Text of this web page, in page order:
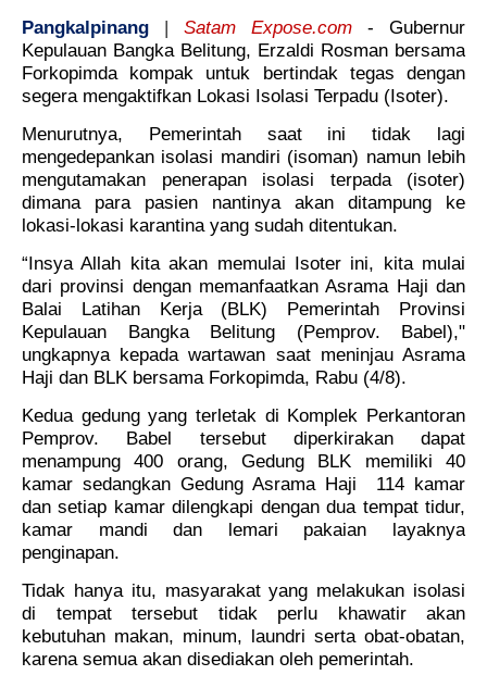
Pangkalpinang | Satam Expose.com
- Gubernur
Kepulauan Bangka Belitung, Erzaldi Rosman bersama
Forkopimda kompak untuk bertindak tegas dengan
segera mengaktifkan Lokasi Isolasi Terpadu (Isoter).
Menurutnya, Pemerintah saat ini tidak lagi
mengedepankan isolasi mandiri (isoman) namun lebih
mengutamakan penerapan isolasi terpada (isoter)
dimana para pasien nantinya akan ditampung ke
lokasi-lokasi karantina yang sudah ditentukan.
“Insya Allah kita akan memulai Isoter ini, kita mulai
dari provinsi dengan memanfaatkan Asrama Haji dan
Balai Latihan Kerja (BLK) Pemerintah Provinsi
Kepulauan Bangka Belitung (Pemprov. Babel),"
ungkapnya kepada wartawan saat meninjau Asrama
Haji dan BLK bersama Forkopimda, Rabu (4/8).
Kedua gedung yang terletak di Komplek Perkantoran
Pemprov. Babel tersebut diperkirakan dapat
menampung 400 orang, Gedung BLK memiliki 40
kamar sedangkan Gedung Asrama Haji
114 kamar
dan setiap kamar dilengkapi dengan dua tempat tidur,
kamar mandi dan lemari pakaian layaknya
penginapan.
Tidak hanya itu, masyarakat yang melakukan isolasi
di tempat tersebut tidak perlu khawatir akan
kebutuhan makan, minum, laundri serta obat-obatan,
karena semua akan disediakan oleh pemerintah.